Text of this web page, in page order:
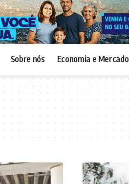
Sobre nós Economia e Mercado